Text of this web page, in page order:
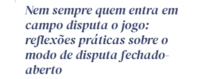
Nem sempre quem entra em
campo disputa o jogo:
reflexões práticas sobre o
modo de disputa fechado-
aberto